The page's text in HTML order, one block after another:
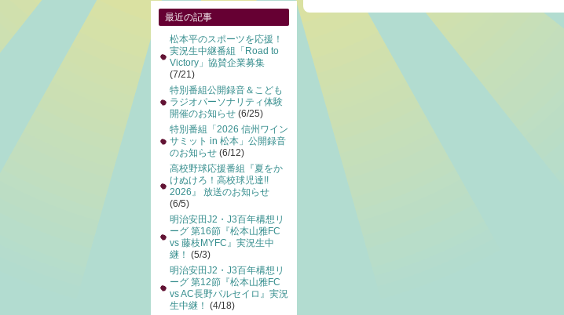
最近の記事
松本平のスポーツを応援！
実況生中継番組「Road to
Victory」協賛企業募集
(7/21)
特別番組公開録音＆こども
ラジオパーソナリティ体験
開催のお知らせ (6/25)
特別番組「2026 信州ワイン
サミット in 松本」公開録音
のお知らせ (6/12)
高校野球応援番組『夏をか
けぬけろ！高校球児達!!
2026』 放送のお知らせ
(6/5)
明治安田J2・J3百年構想リ
ーグ 第16節『松本山雅FC
vs 藤枝MYFC』実況生中
継！ (5/3)
明治安田J2・J3百年構想リ
ーグ 第12節『松本山雅FC
vs AC長野パルセイロ』実況
生中継！ (4/18)